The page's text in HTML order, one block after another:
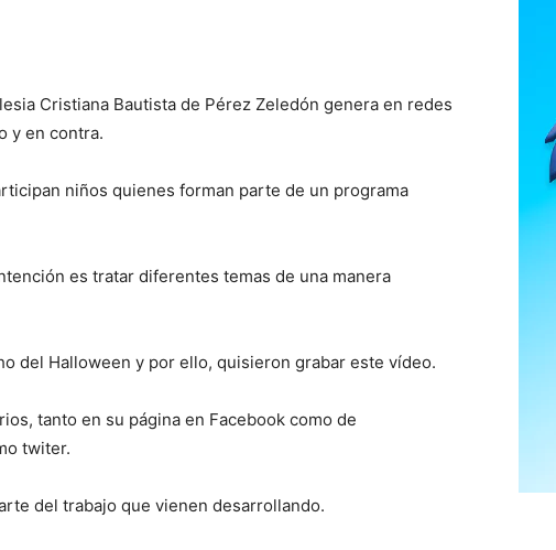
Cristiana Bautista de Pérez Zeledón genera en redes
y en contra.
niños quienes forman parte de un programa
es tratar diferentes temas de una manera
del Halloween y por ello, quisieron grabar este vídeo.
tanto en su página en Facebook como de
twiter.
del trabajo que vienen desarrollando.